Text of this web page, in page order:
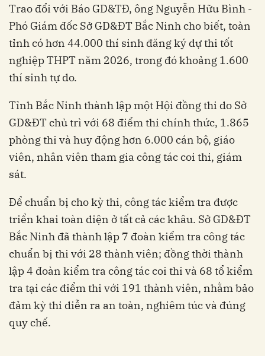
Trao đổi với Báo GD&TĐ, ông Nguyễn Hữu Bình -
Phó Giám đốc Sở GD&ĐT Bắc Ninh cho biết, toàn
tỉnh có hơn 44.000 thí sinh đăng ký dự thi tốt
nghiệp THPT năm 2026, trong đó khoảng 1.600
thí sinh tự do.
Tỉnh Bắc Ninh thành lập một Hội đồng thi do Sở
GD&ĐT chủ trì với 68 điểm thi chính thức, 1.865
phòng thi và huy động hơn 6.000 cán bộ, giáo
viên, nhân viên tham gia công tác coi thi, giám
sát.
Để chuẩn bị cho kỳ thi, công tác kiểm tra được
triển khai toàn diện ở tất cả các khâu. Sở GD&ĐT
Bắc Ninh đã thành lập 7 đoàn kiểm tra công tác
chuẩn bị thi với 28 thành viên; đồng thời thành
lập 4 đoàn kiểm tra công tác coi thi và 68 tổ kiểm
tra tại các điểm thi với 191 thành viên, nhằm bảo
đảm kỳ thi diễn ra an toàn, nghiêm túc và đúng
quy chế.